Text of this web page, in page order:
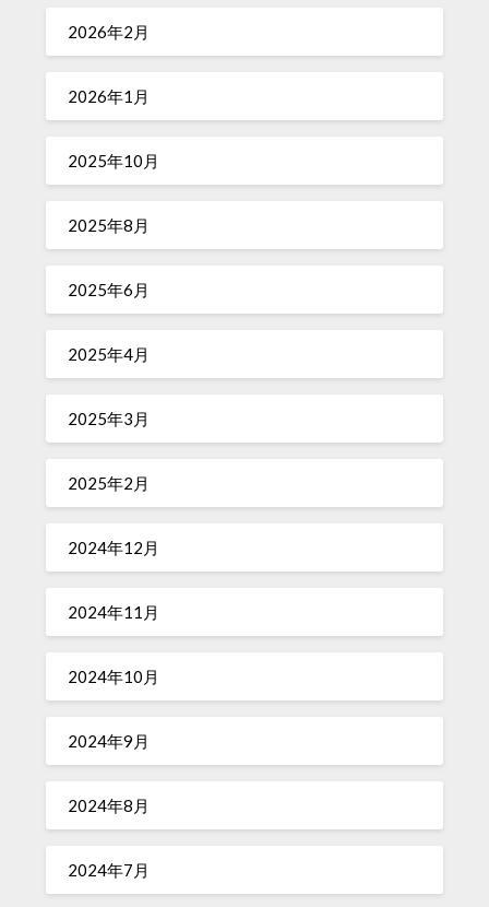
2026年2月
2026年1月
2025年10月
2025年8月
2025年6月
2025年4月
2025年3月
2025年2月
2024年12月
2024年11月
2024年10月
2024年9月
2024年8月
2024年7月